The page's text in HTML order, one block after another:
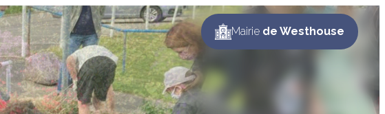
Mairiede Westhouse